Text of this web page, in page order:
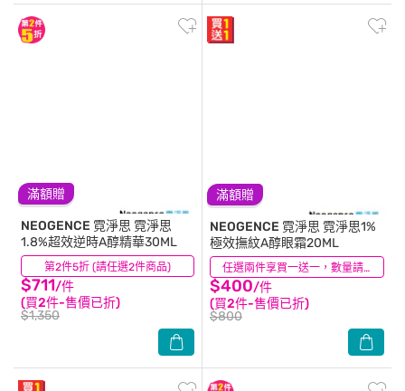
滿額贈
第2件5折 (請任選2件商品)
NEOGENCE 霓淨思 霓淨思
1.8%超效逆時A醇精華30ML
$711/件
(買2件-售價已折)
$1,350
(2)
滿額贈
任選兩件享買一送一，數量請選2件
NEOGENCE 霓淨思 霓淨思1%
極效撫紋A醇眼霜20ML
$400/件
(買2件-售價已折)
$800
(5)